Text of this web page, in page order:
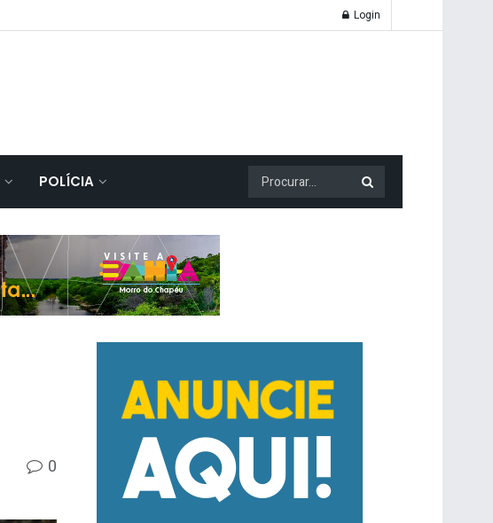
Login
POLÍCIA
0